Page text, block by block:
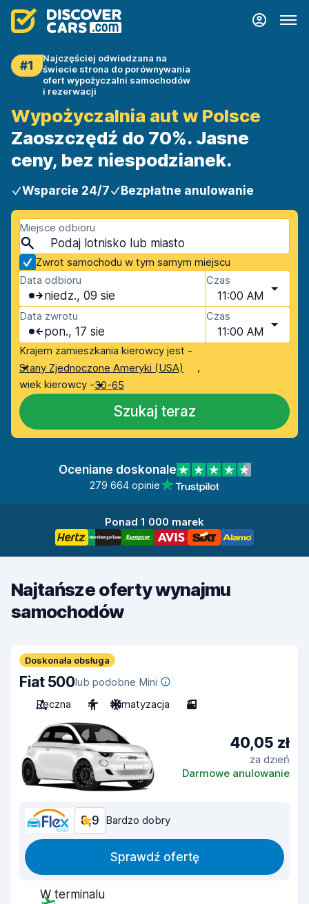
#1
Najczęściej odwiedzana na
świecie strona do porównywania
ofert wypożyczalni samochodów
i rezerwacji
Wypożyczalnia aut w Polsce
Zaoszczędź do 70%. Jasne
ceny, bez niespodzianek.
Wsparcie 24/7 Bezpłatne anulowanie
Miejsce odbioru
Zwrot samochodu w tym samym miejscu
Data odbioru
niedz., 09 sie
Czas
11:00 AM
Data zwrotu
pon., 17 sie
Czas
11:00 AM
Krajem zamieszkania kierowcy jest -
Stany Zjednoczone Ameryki (USA)
,
wiek kierowcy -30-65
Szukaj teraz
Oceniane doskonale
279 664 opinie
Ponad 1 000 marek
Najtańsze oferty wynajmu
samochodów
Doskonała obsługa
Fiat 500lub podobne Mini
Ręczna
4 Klimatyzacja 3
40,05 zł
za dzień
Darmowe anulowanie
8,9 Bardzo dobry
Sprawdź ofertę
W terminalu